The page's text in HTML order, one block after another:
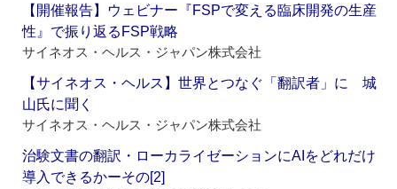
【開催報告】ウェビナー『FSPで変える臨床開発の生産
性』で振り返るFSP戦略
サイネオス・ヘルス・ジャパン株式会社
【サイネオス・ヘルス】世界とつなぐ「翻訳者」に 城
山氏に聞く
サイネオス・ヘルス・ジャパン株式会社
治験文書の翻訳・ローカライゼーションにAIをどれだけ
導入できるかーその[2]